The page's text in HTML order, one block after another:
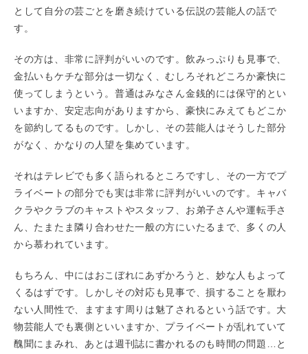
として自分の芸ごとを磨き続けている伝説の芸能人の話で
す。
その方は、非常に評判がいいのです。飲みっぷりも見事で、
金払いもケチな部分は一切なく、むしろそれどころか豪快に
使ってしまうという。普通はみなさん金銭的には保守的とい
いますか、安定志向がありますから、豪快にみえてもどこか
を節約してるものです。しかし、その芸能人はそうした部分
がなく、かなりの人望を集めています。
それはテレビでも多く語られるところですし、その一方でプ
ライベートの部分でも実は非常に評判がいいのです。キャバ
クラやクラブのキャストやスタッフ、お弟子さんや運転手さ
ん、たまたま隣り合わせた一般の方にいたるまで、多くの人
から慕われています。
もちろん、中にはおこぼれにあずかろうと、妙な人もよって
くるはずです。しかしその対応も見事で、損することを厭わ
ない人間性で、ますます周りは魅了されるという話です。大
物芸能人でも裏側といいますか、プライベートが乱れていて
醜聞にまみれ、あとは週刊誌に書かれるのも時間の問題…と